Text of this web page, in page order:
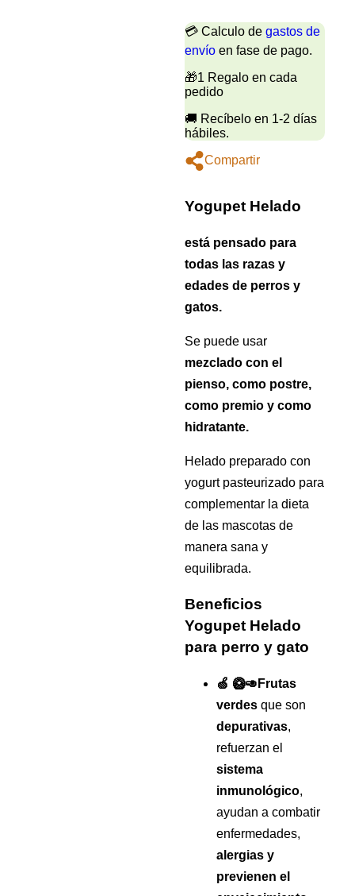
💳 Calculo degastos de
envío en fase de pago.
🎁1 Regalo en cada
pedido
🚚 Recíbelo en 1-2 días
hábiles.
Compartir
Yogupet Helado
está pensado para
todas las razas y
edades de perros y
gatos.
Se puede usar
mezclado con el
pienso, como postre,
como premio y como
hidratante.
Helado preparado con
yogurt pasteurizado para
complementar la dieta
de las mascotas de
manera sana y
equilibrada.
Beneficios
Yogupet Helado
para perro y gato
🍏 🥝🥑Frutas
verdes que son
depurativas,
refuerzan el
sistema
inmunológico,
ayudan a combatir
enfermedades,
alergias y
previenen el